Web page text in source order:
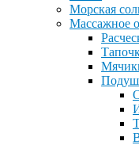
Морская
Массажное